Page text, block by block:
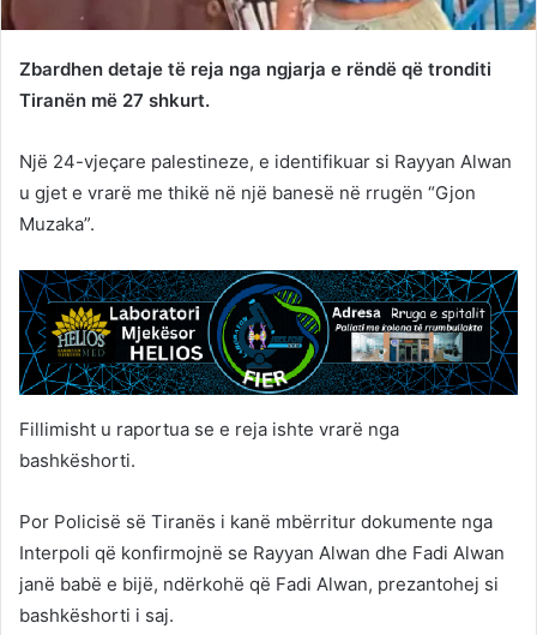
Zbardhen detaje të reja nga ngjarja e rëndë që tronditi
Tiranën më 27 shkurt.
Një 24-vjeçare palestineze, e identifikuar si Rayyan Alwan
u gjet e vrarë me thikë në një banesë në rrugën “Gjon
Muzaka”.
Fillimisht u raportua se e reja ishte vrarë nga
bashkëshorti.
Por Policisë së Tiranës i kanë mbërritur dokumente nga
Interpoli që konfirmojnë se Rayyan Alwan dhe Fadi Alwan
janë babë e bijë, ndërkohë që Fadi Alwan, prezantohej si
bashkëshorti i saj.